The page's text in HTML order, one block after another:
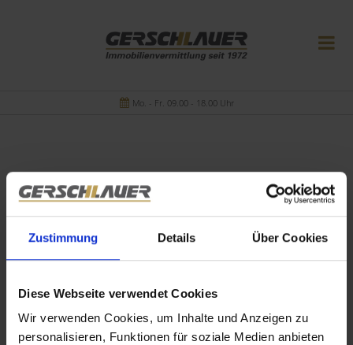
Zustimmung Details Über Cookies
Diese Webseite verwendet Cookies
Wir verwenden Cookies, um Inhalte und Anzeigen zu
personalisieren, Funktionen für soziale Medien anbieten
Mo. - Fr. 09.00 - 18.00 Uhr
Ihre Suchanfrage passt leider auf keines unserer
Objekte.